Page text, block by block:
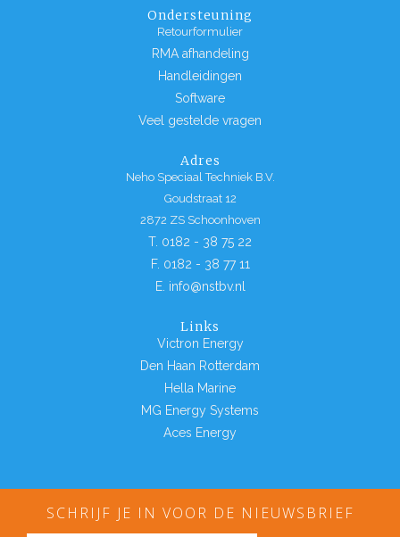
Ondersteuning
Retourformulier
RMA afhandeling
Handleidingen
Software
Veel gestelde vragen
Adres
Neho Speciaal Techniek B.V.
Goudstraat 12
2872 ZS Schoonhoven
T. 0182 - 38 75 22
F. 0182 - 38 77 11
E. info@nstbv.nl
Links
Victron Energy
Den Haan Rotterdam
Hella Marine
MG Energy Systems
Aces Energy
SCHRIJF JE IN VOOR DE NIEUWSBRIEF